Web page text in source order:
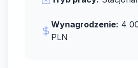
Wynagrodzenie: 4
PLN